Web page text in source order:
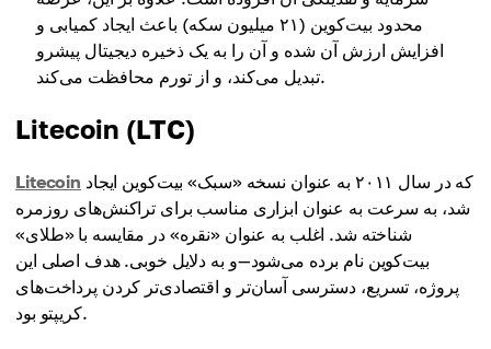
محدود بیت‌کوین (۲۱ میلیون سکه) باعث ایجاد کمیابی و
افزایش ارزش آن شده و آن را به یک ذخیره دیجیتال پیشرو
تبدیل می‌کند، و از تورم محافظت می‌کند.
Litecoin (LTC)
Litecoin
شد، به سرعت به عنوان ابزاری مناسب برای تراکنش‌های روزمره
شناخته شد. اغلب به عنوان «نقره» در مقایسه با «طلای»
بیت‌کوین نام برده می‌شود—و به دلایل خوبی. هدف اصلی این
پروژه، تسریع، دسترسی آسان‌تر و اقتصادی‌تر کردن پرداخت‌های
کریپتو بود.